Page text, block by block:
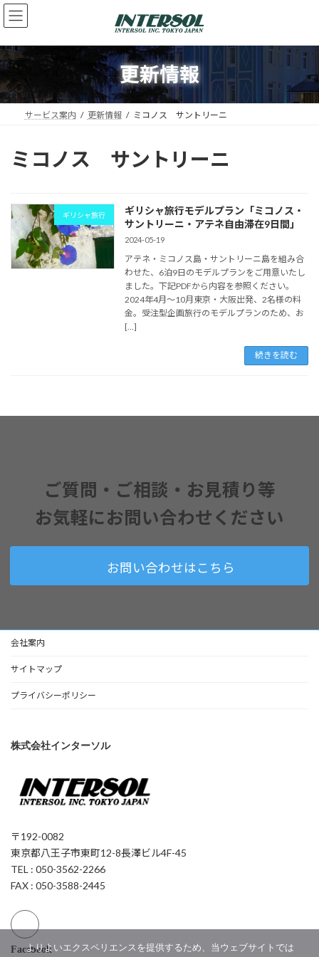
コ
ン
ン
ツ
へ
ス
キ
ナ
ビ
ー
シ
ョ
ン
に
更新情報
サービス案内 更新情報 ミコノス サントリーニ
ミコノス サントリーニ
ギリシャ旅行
ギリシャ旅行モデルプラン「ミコノス・
サントリーニ・アテネ自由滞在9日間」
2024-05-19
アテネ・ミコノス島・サントリーニ島を組み合
わせた、6泊9日のモデルプランをご用意いたし
ました。下記PDFから内容を参照ください。
2024年4月～10月東京・大阪出発、2名様の料
金。受注型企画旅行のモデルプランのため、お
[…]
続きを読む
ご質問・ご相談・お見積り 等
お気軽にお問い合わせください
お問い合わせはこちら
会社案内
サイトマップ
プライバシーポリシー
株式会社インターソル
〒192-0082
東京都八王子市東町12-8長澤ビル4F-45
TEL : 050-3562-2266
FAX : 050-3588-2445
Facebook
よりよいエクスペリエンスを提供するため、当ウェブサイトでは